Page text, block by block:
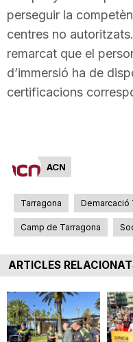
r
o
perseguir la
centres no
remarcat que el
d’immersió ha de
certificacions
ACN
Tarragona Demarcació
Camp de Tarragona
ARTICLES